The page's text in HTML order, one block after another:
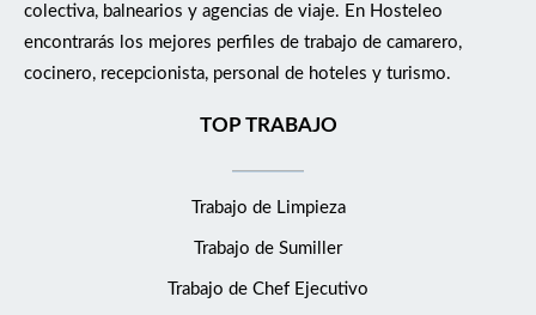
colectiva, balnearios y agencias de viaje. En Hosteleo
encontrarás los mejores perfiles de trabajo de camarero,
cocinero, recepcionista, personal de hoteles y turismo.
TOP TRABAJO
Trabajo de Limpieza
Trabajo de Sumiller
Trabajo de Chef Ejecutivo